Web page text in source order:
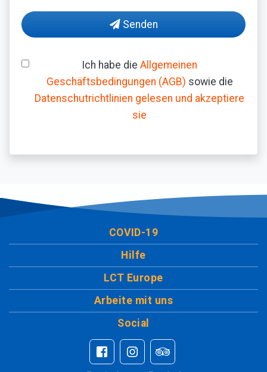
Senden
Ich habe die Allgemeinen
Geschäftsbedingungen (AGB) sowie die
Datenschutrichtlinien gelesen und akzeptiere
sie
COVID-19
Hilfe
LCT Europe
Arbeite mit uns
Social